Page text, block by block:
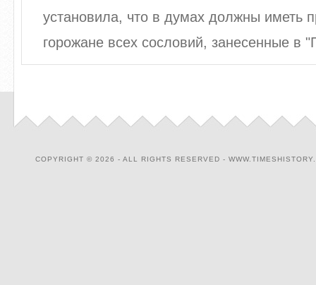
установила, что в думах должны иметь
горожане всех сословий, занесенные в
COPYRIGHT © 2026 - ALL RIGHTS RESERVED -